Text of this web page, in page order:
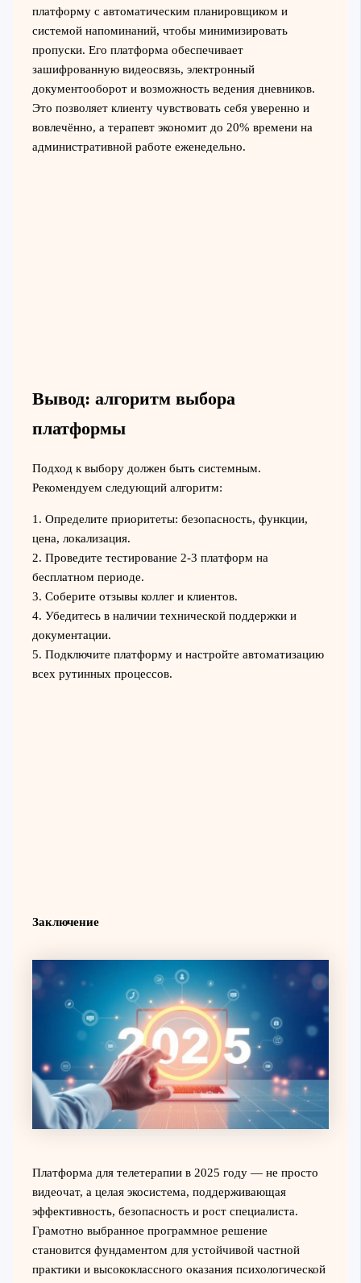
платформу с автоматическим планировщиком и
системой напоминаний, чтобы минимизировать
пропуски. Его платформа обеспечивает
зашифрованную видеосвязь, электронный
документооборот и возможность ведения дневников.
Это позволяет клиенту чувствовать себя уверенно и
вовлечённо, а терапевт экономит до 20% времени на
административной работе еженедельно.
Вывод: алгоритм выбора
платформы
Подход к выбору должен быть системным.
Рекомендуем следующий алгоритм:
1. Определите приоритеты: безопасность, функции,
цена, локализация.
2. Проведите тестирование 2-3 платформ на
бесплатном периоде.
3. Соберите отзывы коллег и клиентов.
4. Убедитесь в наличии технической поддержки и
документации.
5. Подключите платформу и настройте автоматизацию
всех рутинных процессов.
Заключение
Платформа для телетерапии в 2025 году — не просто
видеочат, а целая экосистема, поддерживающая
эффективность, безопасность и рост специалиста.
Грамотно выбранное программное решение
становится фундаментом для устойчивой частной
практики и высококлассного оказания психологической